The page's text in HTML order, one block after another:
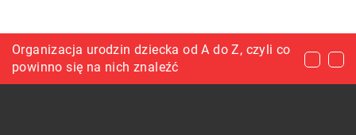
Dlaczego warto stosować szampony bez SLS?
Organizacja urodzin dziecka od A do Z, czyli co
powinno się na nich znaleźć
Elektronika do auta przydatna podczas wakacji